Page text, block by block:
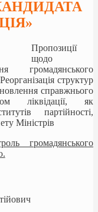
Пропозиції
щодо
громадянського
структур
справжнього
ліквідації, як
партійності,
Міністрів
громадянського